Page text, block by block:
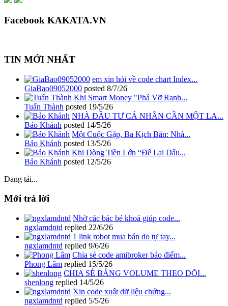
Facebook KAKATA.VN
TIN MỚI NHẤT
em xin hỏi về code chart Index...
GiaBao09052000 posted 8/7/26
Khi Smart Money "Phá Vỡ Ranh...
Tuấn Thành posted 19/5/26
NHÀ ĐẦU TƯ CÁ NHÂN CẦN MỘT LA...
Bảo Khánh posted 14/5/26
Một Cuộc Gặp, Ba Kịch Bản: Nhà...
Bảo Khánh posted 13/5/26
Khi Dòng Tiền Lớn “Để Lại Dấu...
Bảo Khánh posted 12/5/26
Đang tải...
Mới trả lời
Nhờ các bác bẻ khoá giúp code...
ngxlamdntd replied 22/6/26
1 link robot mua bán do tự tay...
ngxlamdntd replied 9/6/26
Chia sẻ code amibroker báo điểm...
Phong Lâm replied 15/5/26
CHIA SẺ BẢNG VOLUME THEO DÕI...
shenlong replied 14/5/26
Xin code xuất dữ liệu chứng...
ngxlamdntd replied 5/5/26